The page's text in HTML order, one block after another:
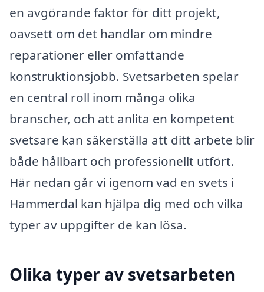
en avgörande faktor för ditt projekt,
oavsett om det handlar om mindre
reparationer eller omfattande
konstruktionsjobb. Svetsarbeten spelar
en central roll inom många olika
branscher, och att anlita en kompetent
svetsare kan säkerställa att ditt arbete blir
både hållbart och professionellt utfört.
Här nedan går vi igenom vad en svets i
Hammerdal kan hjälpa dig med och vilka
typer av uppgifter de kan lösa.
Olika typer av svetsarbeten